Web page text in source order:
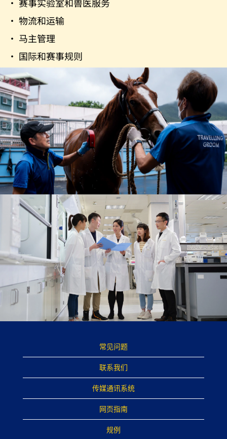
· 物流和运输
· 马主管理
· 国际和赛事规则
常见问题
联系我们
传媒通讯系统
网页指南
规例